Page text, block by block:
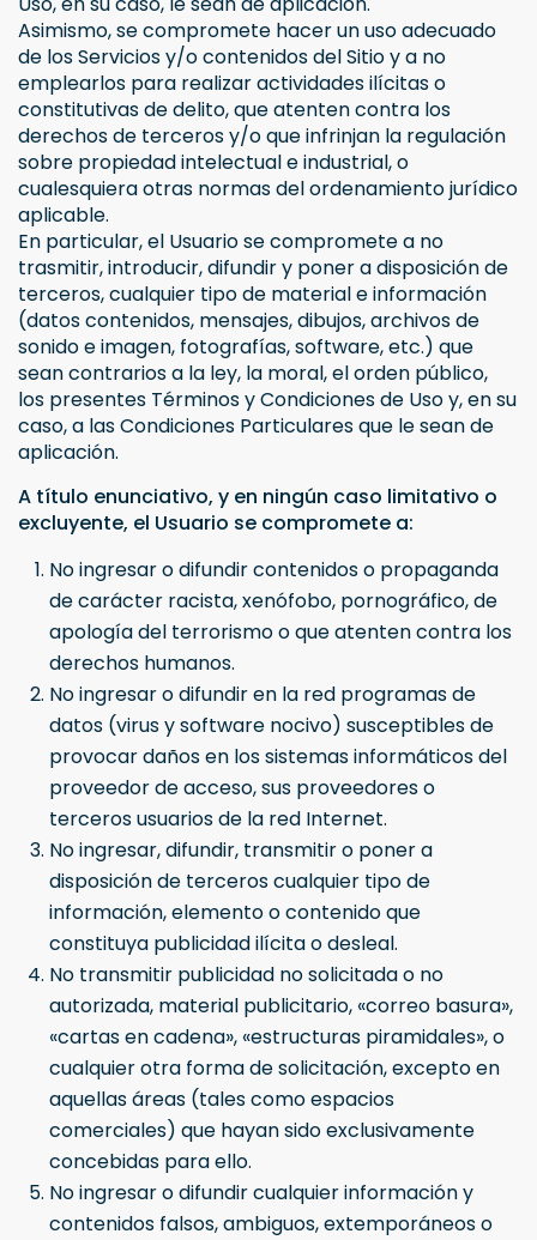
Asimismo, se compromete hacer un uso adecuado
de los Servicios y/o contenidos del Sitio y a no
emplearlos para realizar actividades ilícitas o
constitutivas de delito, que atenten contra los
derechos de terceros y/o que infrinjan la regulación
sobre propiedad intelectual e industrial, o
cualesquiera otras normas del ordenamiento jurídico
aplicable.
En particular, el Usuario se compromete a no
trasmitir, introducir, difundir y poner a disposición de
terceros, cualquier tipo de material e información
(datos contenidos, mensajes, dibujos, archivos de
sonido e imagen, fotografías, software, etc.) que
sean contrarios a la ley, la moral, el orden público,
los presentes Términos y Condiciones de Uso y, en su
caso, a las Condiciones Particulares que le sean de
aplicación.
A título enunciativo, y en ningún caso limitativo o
excluyente, el Usuario se compromete a:
No ingresar o difundir contenidos o propaganda
de carácter racista, xenófobo, pornográfico, de
apología del terrorismo o que atenten contra los
derechos humanos.
No ingresar o difundir en la red programas de
datos (virus y software nocivo) susceptibles de
provocar daños en los sistemas informáticos del
proveedor de acceso, sus proveedores o
terceros usuarios de la red Internet.
No ingresar, difundir, transmitir o poner a
disposición de terceros cualquier tipo de
información, elemento o contenido que
constituya publicidad ilícita o desleal.
No transmitir publicidad no solicitada o no
autorizada, material publicitario, «correo basura»,
«cartas en cadena», «estructuras piramidales», o
cualquier otra forma de solicitación, excepto en
aquellas áreas (tales como espacios
comerciales) que hayan sido exclusivamente
concebidas para ello.
No ingresar o difundir cualquier información y
contenidos falsos, ambiguos, extemporáneos o